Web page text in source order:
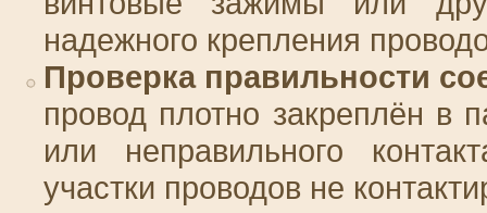
надежного крепления
Проверка правильности
провод плотно закреплён в
или неправильного
участки проводов не